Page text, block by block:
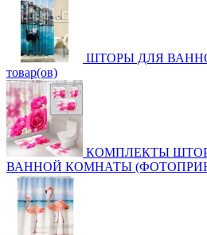
ШТОРЫ ДЛЯ
товар(ов)
КОМПЛЕКТЫ
ВАННОЙ КОМНАТЫ